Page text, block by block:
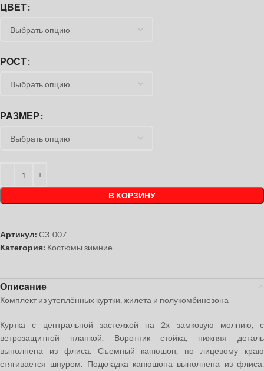
ЦВЕТ
РОСТ
РАЗМЕР
В КОРЗИНУ
Артикул: СЗ-007
Категория: Костюмы зимние
Описание
Комплект из утеплённых куртки, жилета и полукомбинезона
Куртка с центральной застежкой на 2х замковую молнию, с
ветрозащитной планкой. Воротник стойка, нижняя деталь
выполнена из флиса. Съемный капюшон, по лицевому краю
стягивается шнуром. Подкладка капюшона выполнена из флиса.